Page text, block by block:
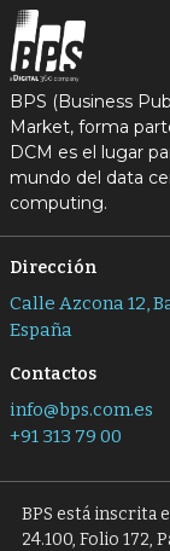
BPS (Business
Market, forma
DCM es el lugar
mundo del data
computing.
Dirección
Calle Azcona 12,
España
Contactos
info@bps.com.es
+91 313 79 00
BPS está inscrita
24.100, Folio